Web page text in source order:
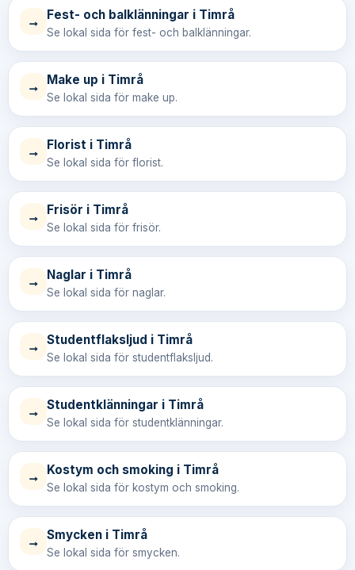
→ Fest- och balklänningar i Timrå
Se lokal sida för fest- och balklänningar.
→ Make up i Timrå
Se lokal sida för make up.
→ Florist i Timrå
Se lokal sida för florist.
→ Frisör i Timrå
Se lokal sida för frisör.
→ Naglar i Timrå
Se lokal sida för naglar.
→ Studentflaksljud i Timrå
Se lokal sida för studentflaksljud.
→ Studentklänningar i Timrå
Se lokal sida för studentklänningar.
→ Kostym och smoking i Timrå
Se lokal sida för kostym och smoking.
→ Smycken i Timrå
Se lokal sida för smycken.